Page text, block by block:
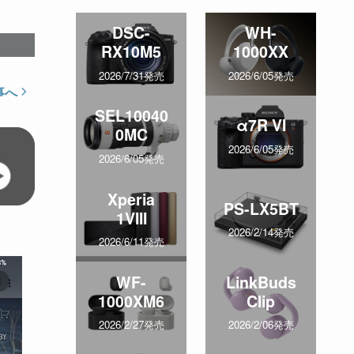
へ
DSC-
RX10M5
2026/7/31発売
WH-
1000XX
2026/6/05発売
SEL10040
0MC
2026/6/05発売
α7R VI
2026/6/05発売
Xperia
1VIII
2026/6/11発売
PS-LX5BT
2026/2/14発売
WF-
1000XM6
2026/2/27発売
LinkBuds
Clip
2026/2/06発売